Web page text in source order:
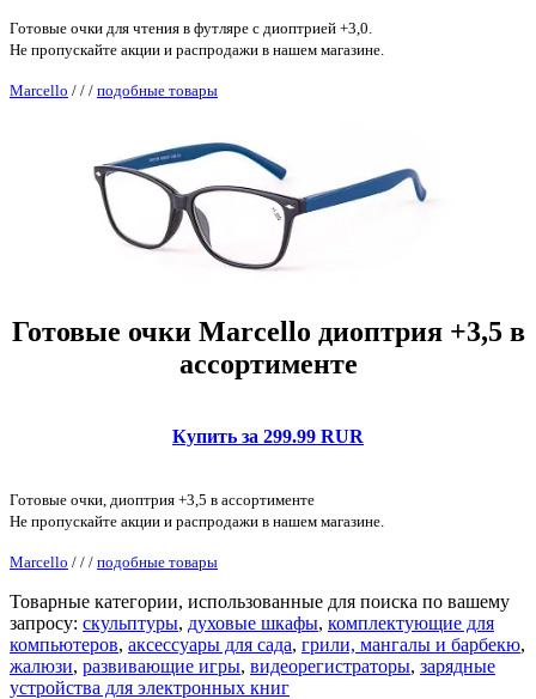
Готовые очки для чтения в футляре с диоптрией +3,0.
Не пропускайте акции и распродажи в нашем магазине.
Marcello / / / подобные товары
Готовые очки Marcello диоптрия +3,5 в
ассортименте
Купить за 299.99 RUR
Готовые очки, диоптрия +3,5 в ассортименте
Не пропускайте акции и распродажи в нашем магазине.
Marcello / / / подобные товары
Товарные категории, использованные для поиска по вашему
запросу: скульптуры, духовые шкафы, комплектующие для
компьютеров, аксессуары для сада, грили, мангалы и барбекю,
жалюзи, развивающие игры, видеорегистраторы, зарядные
устройства для электронных книг